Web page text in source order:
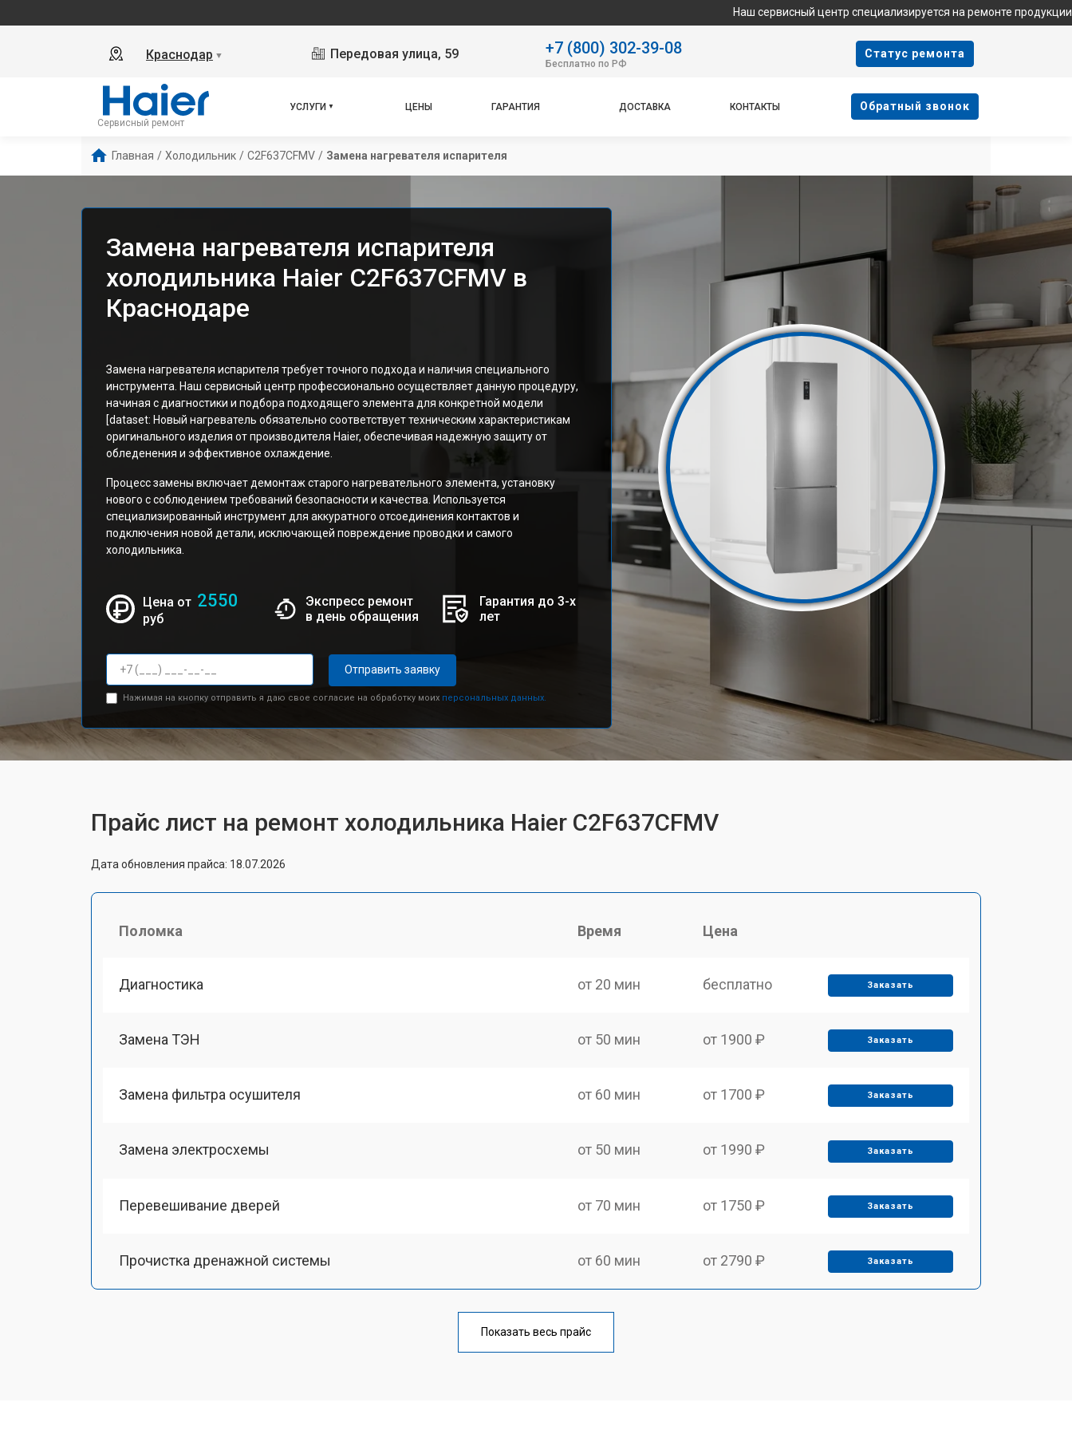
Наш сервисный центр специализируется на ремонте продукции Haier и
Краснодар ▼ Передовая улица, 59 +7 (800) 302-39-08
Бесплатно по РФ
Cтатус ремонта
Сервисный ремонт
УСЛУГИ ЦЕНЫ ГАРАНТИЯ ДОСТАВКА КОНТАКТЫ Oбратный звонок
Главная / Холодильник / C2F637CFMV / Замена нагревателя испарителя
Замена нагревателя испарителя
холодильника Haier C2F637CFMV в
Краснодаре
Замена нагревателя испарителя требует точного подхода и наличия специального
инструмента. Наш сервисный центр профессионально осуществляет данную процедуру,
начиная с диагностики и подбора подходящего элемента для конкретной модели
[dataset: Новый нагреватель обязательно соответствует техническим характеристикам
оригинального изделия от производителя Haier, обеспечивая надежную защиту от
обледенения и эффективное охлаждение.
Процесс замены включает демонтаж старого нагревательного элемента, установку
нового с соблюдением требований безопасности и качества. Используется
специализированный инструмент для аккуратного отсоединения контактов и
подключения новой детали, исключающей повреждение проводки и самого
холодильника.
Цена от 2550
руб
Экспресс ремонт
в день обращения
Гарантия до 3-х
лет
Отправить заявку
Нажимая на кнопку отправить я даю свое согласие на обработку моих персональных данных.
Прайс лист на ремонт холодильника Haier C2F637CFMV
Дата обновления прайса: 18.07.2026
Поломка Время Цена
Диагностика от 20 мин бесплатно Заказать
Замена ТЭН от 50 мин от 1900 ₽ Заказать
Замена фильтра осушителя от 60 мин от 1700 ₽ Заказать
Замена электросхемы от 50 мин от 1990 ₽ Заказать
Перевешивание дверей от 70 мин от 1750 ₽ Заказать
Прочистка дренажной системы от 60 мин от 2790 ₽ Заказать
от 60 мин
Показать весь прайс